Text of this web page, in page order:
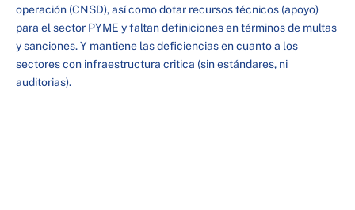
operación (CNSD), así como dotar recursos técnicos (apoyo)
para el sector PYME y faltan definiciones en términos de multas
y sanciones. Y mantiene las deficiencias en cuanto a los
sectores con infraestructura critica (sin estándares, ni
auditorias).